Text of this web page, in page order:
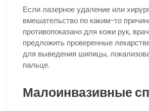
Если лазерное удаление или
вмешательство по каким-то
противопоказано для кожи рук,
предложить проверенные
для выведения шипицы,
пальце.
Малоинвазивные